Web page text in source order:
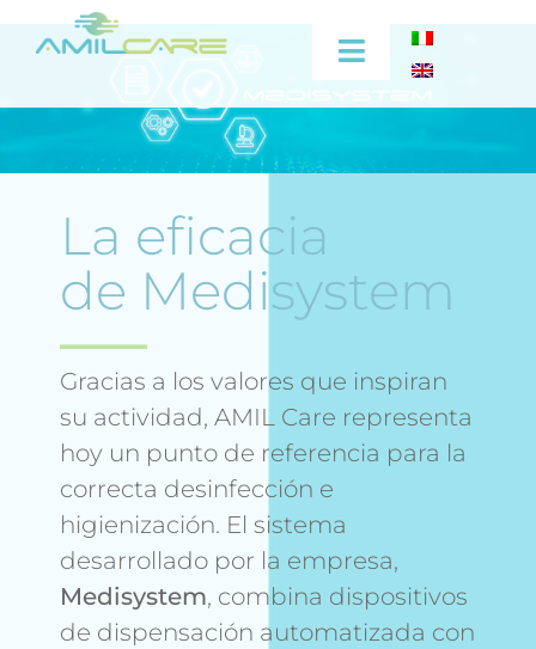
Toggle
Navigation
Eficacia
Sector medico
Sectores industriales
Video
Capacitación
Magazine
Contactos
La eficacia
de Medisystem
Gracias a los valores que inspiran
su actividad, AMIL Care representa
hoy un punto de referencia para la
correcta desinfección e
higienización. El sistema
desarrollado por la empresa,
Medisystem, combina dispositivos
de dispensación automatizada con